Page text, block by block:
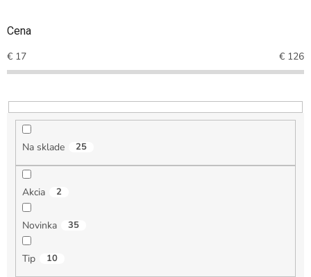
o
u
k
o
Cena
€ 17 € 126
Na sklade 25
Akcia 2
Novinka 35
Tip 10